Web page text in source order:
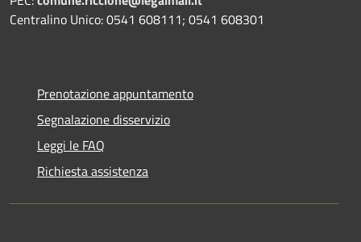
Centralino Unico: 0541 608111; 0541 608301
Prenotazione appuntamento
Segnalazione disservizio
Leggi le FAQ
Richiesta assistenza